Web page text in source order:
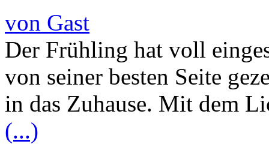
von Gast
Der Frühling hat voll
von seiner besten Seite
in das Zuhause. Mit dem
(...)